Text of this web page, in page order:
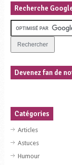
Recherche
Devenez fan de
Catégories
Articles
Astuces
Humour